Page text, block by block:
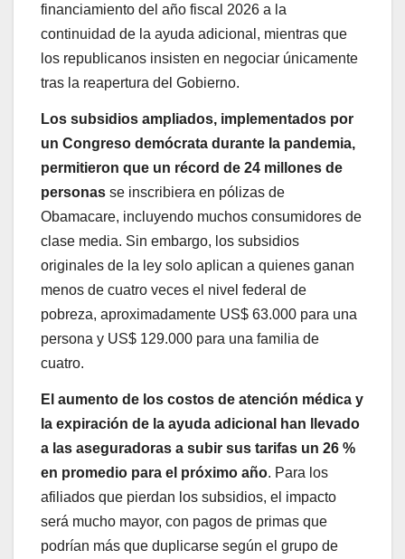
financiamiento del año fiscal 2026 a la
continuidad de la ayuda adicional, mientras que
los republicanos insisten en negociar únicamente
tras la reapertura del Gobierno.
Los subsidios ampliados, implementados por
un Congreso demócrata durante la pandemia,
permitieron que un récord de 24 millones de
personas se inscribiera en pólizas de
Obamacare, incluyendo muchos consumidores de
clase media. Sin embargo, los subsidios
originales de la ley solo aplican a quienes ganan
menos de cuatro veces el nivel federal de
pobreza, aproximadamente US$ 63.000 para una
persona y US$ 129.000 para una familia de
cuatro.
El aumento de los costos de atención médica y
la expiración de la ayuda adicional han llevado
a las aseguradoras a subir sus tarifas un 26 %
en promedio para el próximo año. Para los
afiliados que pierdan los subsidios, el impacto
será mucho mayor, con pagos de primas que
podrían más que duplicarse según el grupo de